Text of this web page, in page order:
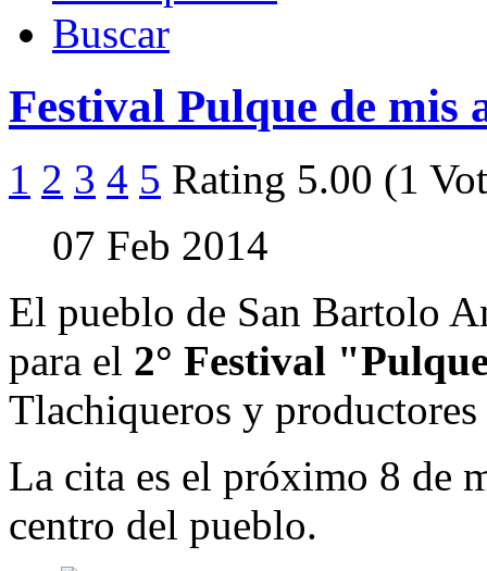
Buscar
Festival Pulque de mis
1 2 3 4 5 Rating 5.00 (1
07 Feb 2014
El pueblo de San Bartolo
para el 2° Festival
Tlachiqueros y
La cita es el próximo 8 de
centro del pueblo.